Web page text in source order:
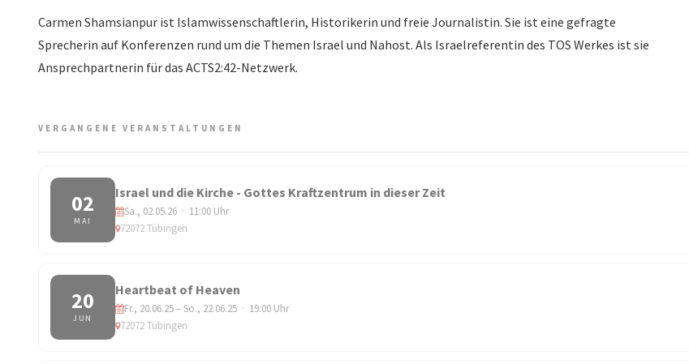
Carmen Shamsianpur ist Islamwissenschaftlerin, Historikerin und freie Journalistin. Sie ist eine gefragte
Sprecherin auf Konferenzen rund um die Themen Israel und Nahost. Als Israelreferentin des TOS Werkes ist sie
Ansprechpartnerin für das ACTS2:42-Netzwerk.
VERGANGENE VERANSTALTUNGEN
02
MAI
Israel und die Kirche - Gottes Kraftzentrum in dieser Zeit
Sa., 02.05.26 · 11:00 Uhr
72072 Tübingen
20
JUN
Heartbeat of Heaven
Fr., 20.06.25 – So., 22.06.25 · 19:00 Uhr
72072 Tübingen